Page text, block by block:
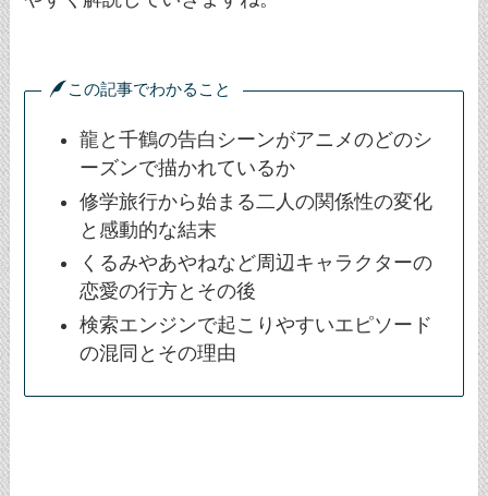
この記事でわかること
龍と千鶴の告白シーンがアニメのどのシ
ーズンで描かれているか
修学旅行から始まる二人の関係性の変化
と感動的な結末
くるみやあやねなど周辺キャラクターの
恋愛の行方とその後
検索エンジンで起こりやすいエピソード
の混同とその理由